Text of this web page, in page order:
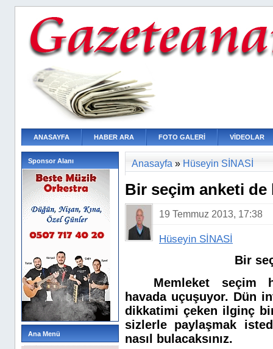
ANASAYFA HABER ARA FOTO GALERİ VİDEOLAR
Sponsor Alanı
Ana Menü
Anasayfa » Hüseyin SİNASİ
Bir seçim anketi de
19 Temmuz 2013, 17:38
Hüseyin SİNASİ
Bir seçim
Memleket seçim
havada uçuşuyor. Dün
dikkatimi çeken ilginç bir
sizlerle paylaşmak
nasıl bulacaksınız.